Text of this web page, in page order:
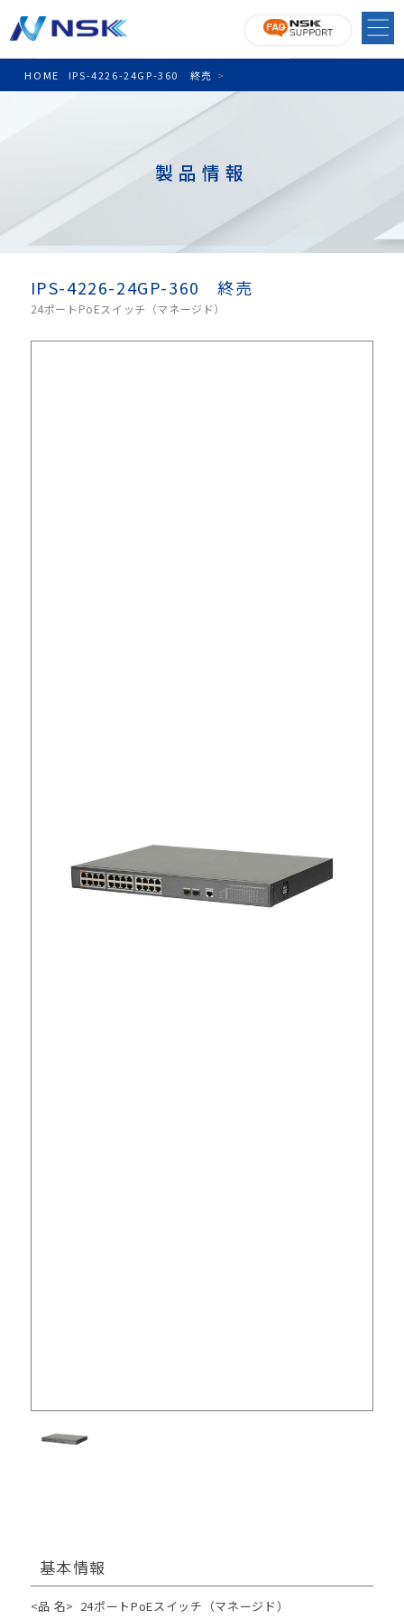
HOME >
IPS-4226-24GP-360 終売
製品情報
IPS-4226-24GP-360 終売
24ポートPoEスイッチ（マネージド）
基本情報
<品 名> 24ポートPoEスイッチ（マネージド）